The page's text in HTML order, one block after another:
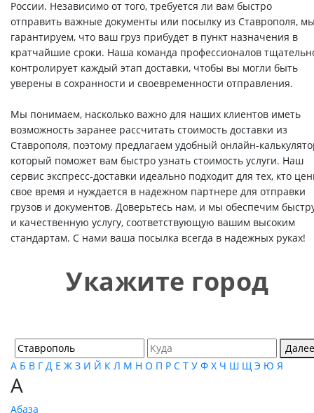
России. Независимо от того, требуется ли вам быстро
отправить важные документы или посылку из Ставрополя,
гарантируем, что ваш груз прибудет в пункт назначения в
кратчайшие сроки. Наша команда профессионалов
контролирует каждый этап доставки, чтобы вы могли быть
уверены в сохранности и своевременности отправления.
Мы понимаем, насколько важно для наших клиентов иметь
возможность заранее рассчитать стоимость доставки из
Ставрополя, поэтому предлагаем удобный онлайн-
который поможет вам быстро узнать стоимость услуги. Наш
сервис экспресс-доставки идеально подходит для тех, кто
свое время и нуждается в надежном партнере для отправки
грузов и документов. Доверьтесь нам, и мы обеспечим
и качественную услугу, соответствующую вашим высоким
стандартам. С нами ваша посылка всегда в надежных руках!
Укажите город
Далее
А Б В Г Д Е Ж З И Й К Л М Н О П Р С Т У Ф Х Ч Ш Щ Э Ю Я
А
Абаза